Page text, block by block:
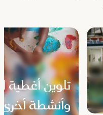
تلوين أغطية
وأنشطة أخرى